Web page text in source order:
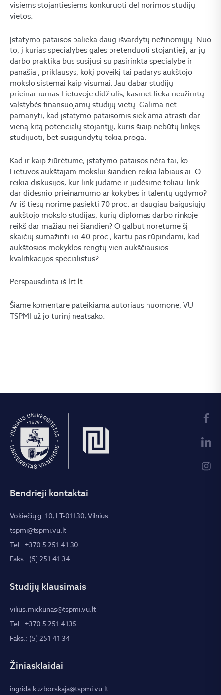
visiems stojantiesiems konkuruoti dėl norimos studijų
vietos.
Įstatymo pataisos palieka daug išvardytų nežinomųjų. Nuo
to, į kurias specialybes galės pretenduoti stojantieji, ar jų
darbo praktika bus susijusi su pasirinkta specialybe ir
panašiai, priklausys, kokį poveikį tai padarys aukštojo
mokslo sistemai kaip visumai. Jau dabar studijų
prieinamumas Lietuvoje didžiulis, kasmet lieka neužimtų
valstybės finansuojamų studijų vietų. Galima net
pamanyti, kad įstatymo pataisomis siekiama atrasti dar
vieną kitą potencialų stojantįjį, kuris šiaip nebūtų linkęs
studijuoti, bet susigundytų tokia proga.
Kad ir kaip žiūrėtume, įstatymo pataisos nėra tai, ko
Lietuvos aukštajam mokslui šiandien reikia labiausiai. O
reikia diskusijos, kur link judame ir judėsime toliau: link
dar didesnio prieinamumo ar kokybės ir talentų ugdymo?
Ar iš tiesų norime pasiekti 70 proc. ar daugiau baigusiųjų
aukštojo mokslo studijas, kurių diplomas darbo rinkoje
reikš dar mažiau nei šiandien? O galbūt norėtume šį
skaičių sumažinti iki 40 proc., kartu pasirūpindami, kad
aukštosios mokyklos rengtų vien aukščiausios
kvalifikacijos specialistus?
Perspausdinta iš lrt.lt
Šiame komentare pateikiama autoriaus nuomonė, VU
TSPMI už jo turinį neatsako.
Bendrieji kontaktai
Vokiečių g. 10, LT-01130, Vilnius
tspmi@tspmi.vu.lt
Tel.: +370 5 251 41 30
Faks.: (5) 251 41 34
Studijų klausimais
vilius.mickunas@tspmi.vu.lt
Tel.: +370 5 251 4135
Faks.: (5) 251 41 34
Žiniasklaidai
ingrida.kuzborskaja@tspmi.vu.lt